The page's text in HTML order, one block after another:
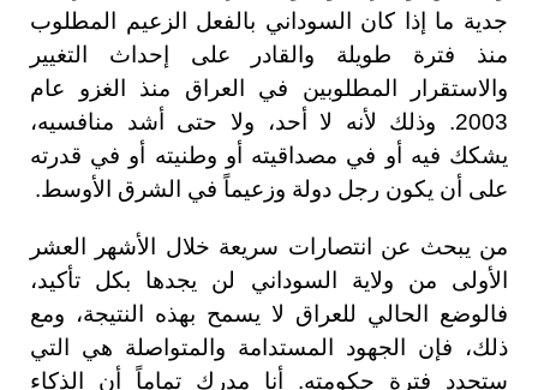
جدية ما إذا كان السوداني بالفعل الزعيم المطلوب
منذ فترة طويلة والقادر على إحداث التغيير
والاستقرار المطلوبين في العراق منذ الغزو عام
2003. وذلك لأنه لا أحد، ولا حتى أشد منافسيه،
يشكك فيه أو في مصداقيته أو وطنيته أو في قدرته
على أن يكون رجل دولة وزعيماً في الشرق الأوسط.
من يبحث عن انتصارات سريعة خلال الأشهر العشر
الأولى من ولاية السوداني لن يجدها بكل تأكيد،
فالوضع الحالي للعراق لا يسمح بهذه النتيجة، ومع
ذلك، فإن الجهود المستدامة والمتواصلة هي التي
ستحدد فترة حكومته. أنا مدرك تماماً أن الذكاء